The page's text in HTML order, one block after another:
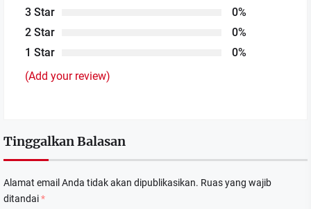
3 Star
0%
2 Star
0%
1 Star
0%
(Add your review)
Tinggalkan Balasan
Alamat email Anda tidak akan dipublikasikan. Ruas yang wajib
ditandai*